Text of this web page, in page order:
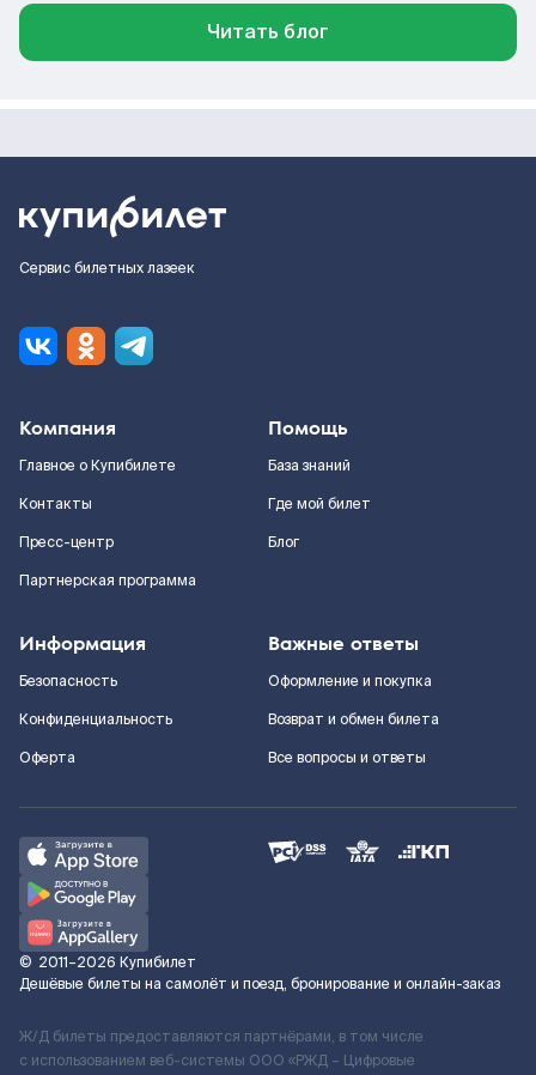
Читать блог
Сервис билетных лазеек
Компания
Главное о Купибилете
Контакты
Пресс-центр
Партнерская программа
Помощь
База знаний
Где мой билет
Блог
Информация
Безопасность
Конфиденциальность
Оферта
Важные ответы
Оформление и покупка
Возврат и обмен билета
Все вопросы и ответы
© 2011–2026 Купибилет
Дешёвые билеты на самолёт и поезд, бронирование и онлайн-заказ
Ж/Д билеты предоставляются партнёрами, в том числе
с использованием веб-системы ООО «РЖД – Цифровые